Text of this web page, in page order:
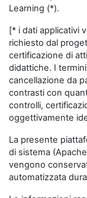
Learning (*).
[* i dati applicativi
richiesto dal
certificazione di
didattiche. I
cancellazione da
contrasti con
controlli,
oggettivamente
La presente
di sistema
vengono
automatizzata